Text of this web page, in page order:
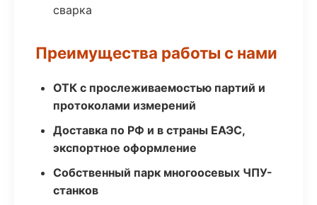
сварка
Преимущества работы с нами
ОТК с прослеживаемостью партий и
протоколами измерений
Доставка по РФ и в страны ЕАЭС,
экспортное оформление
Собственный парк многоосевых ЧПУ-
станков